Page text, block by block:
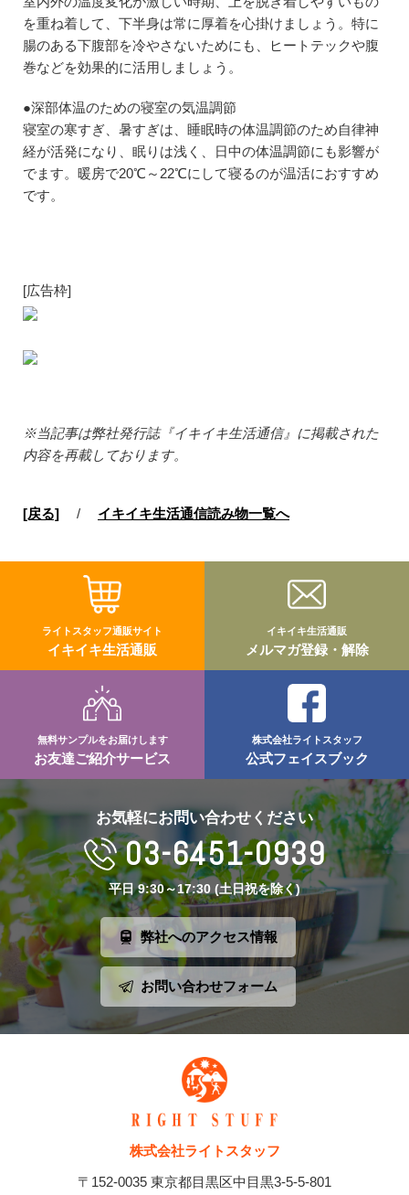
を重ね着して、下半身は常に厚着を心掛けましょう。特に
腸のある下腹部を冷やさないためにも、ヒートテックや腹
巻などを効果的に活用しましょう。
●深部体温のための寝室の気温調節
寝室の寒すぎ、暑すぎは、睡眠時の体温調節のため自律神
経が活発になり、眠りは浅く、日中の体温調節にも影響が
でます。暖房で20℃～22℃にして寝るのが温活におすすめ
です。
[広告枠]
※当記事は弊社発行誌『イキイキ生活通信』に掲載された
内容を再載しております。
[戻る] / イキイキ生活通信読み物一覧へ
ライトスタッフ通販サイト
イキイキ生活通販
イキイキ生活通販
メルマガ登録・解除
無料サンプルをお届けします
お友達ご紹介サービス
株式会社ライトスタッフ
公式フェイスブック
お気軽にお問い合わせください
03-6451-0939
平日 9:30～17:30 (土日祝を除く)
弊社へのアクセス情報
お問い合わせフォーム
株式会社ライトスタッフ
〒152-0035 東京都目黒区中目黒3-5-5-801